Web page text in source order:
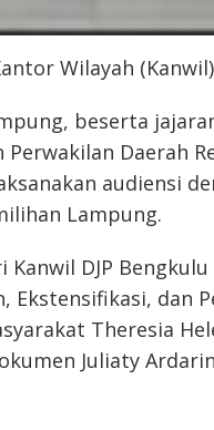
Wilayah (Kanwil)
beserta
Daerah
audiensi
Lampung.
DJP Bengkulu
Ekstensifikasi, dan
Theresia
Juliaty